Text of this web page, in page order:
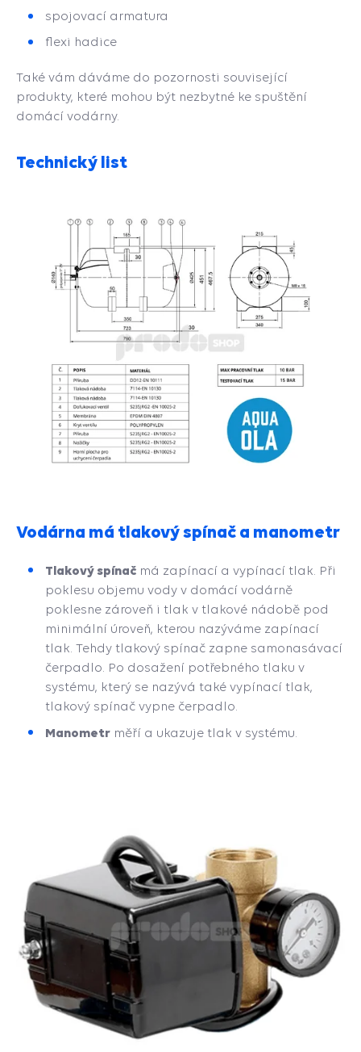
spojovací armatura
flexi hadice
Také vám dáváme do pozornosti související
produkty, které mohou být nezbytné ke spuštění
domácí vodárny.
Technický list
Vodárna má tlakový spínač a manometr
Tlakový spínač má zapínací a vypínací tlak. Při
poklesu objemu vody v domácí vodárně
poklesne zároveň i tlak v tlakové nádobě pod
minimální úroveň, kterou nazýváme zapínací
tlak. Tehdy tlakový spínač zapne samonasávací
čerpadlo. Po dosažení potřebného tlaku v
systému, který se nazývá také vypínací tlak,
tlakový spínač vypne čerpadlo.
Manometr měří a ukazuje tlak v systému.